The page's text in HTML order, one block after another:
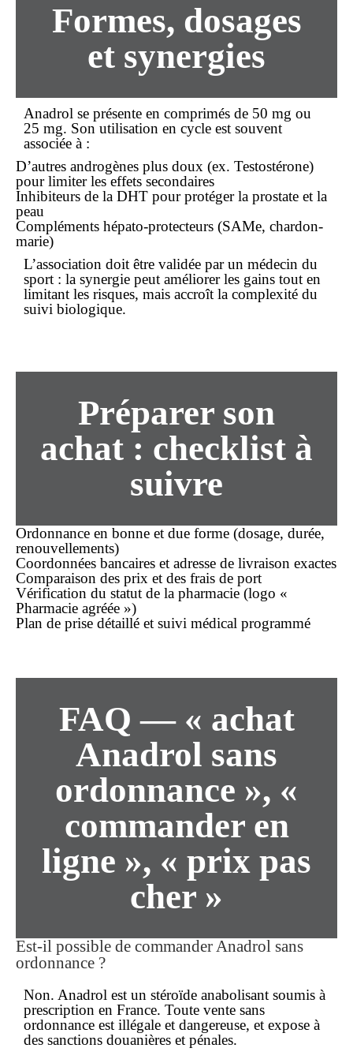
Formes, dosages
et synergies
Anadrol se présente en comprimés de 50 mg ou
25 mg. Son utilisation en cycle est souvent
associée à :
D’autres androgènes plus doux (ex. Testostérone)
pour limiter les effets secondaires
Inhibiteurs de la DHT pour protéger la prostate et la
peau
Compléments hépato-protecteurs (SAMe, chardon-
marie)
L’association doit être validée par un médecin du
sport : la synergie peut améliorer les gains tout en
limitant les risques, mais accroît la complexité du
suivi biologique.
Préparer son
achat : checklist à
suivre
Ordonnance en bonne et due forme (dosage, durée,
renouvellements)
Coordonnées bancaires et adresse de livraison exactes
Comparaison des prix et des frais de port
Vérification du statut de la pharmacie (logo «
Pharmacie agréée »)
Plan de prise détaillé et suivi médical programmé
FAQ — « achat
Anadrol sans
ordonnance », «
commander en
ligne », « prix pas
cher »
Est-il possible de commander Anadrol sans
ordonnance ?
Non. Anadrol est un stéroïde anabolisant soumis à
prescription en France. Toute vente sans
ordonnance est illégale et dangereuse, et expose à
des sanctions douanières et pénales.